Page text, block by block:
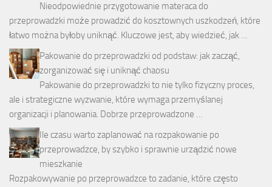
Nieodpowiednie przygotowanie materaca do
przeprowadzki może prowadzić do kosztownych uszkodzeń, które
łatwo można byłoby uniknąć. Kluczowe jest, aby wiedzieć, jak …
Pakowanie do przeprowadzki od podstaw: jak zacząć,
zorganizować się i uniknąć chaosu
Pakowanie do przeprowadzki to nie tylko fizyczny proces,
ale i strategiczne wyzwanie, które wymaga przemyślanej
organizacji i planowania. Dobrze przeprowadzone …
Ile czasu warto zaplanować na rozpakowanie po
przeprowadzce, by szybko i sprawnie urządzić nowe
mieszkanie
Rozpakowywanie po przeprowadzce to zadanie, które często